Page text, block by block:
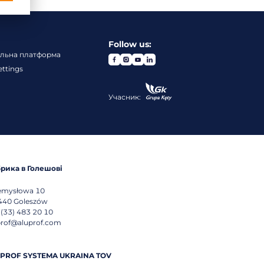
платформа
Follow us:
Учасник:
в Голешові
10
Goleszów
483 20 10
SYSTEMA UKRAINA TOV